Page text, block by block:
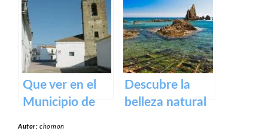
Badajoz
Jerte – Turismo
y actividades al
aire libre
Que ver en el
Municipio de
Descubre la
belleza natural
Autor:chomon